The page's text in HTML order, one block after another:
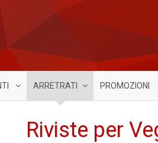
ARRETRATI PROMOZIONI
Riviste per